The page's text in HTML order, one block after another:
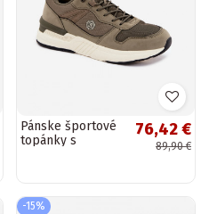
Pánske športové
topánky s
76,42 €
89,90 €
-15%